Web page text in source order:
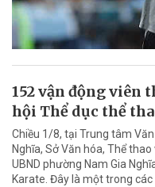
152 vận động viên
hội Thể dục thể
Chiều 1/8, tại Trung tâm
Nghĩa, Sở Văn hóa, Thể
UBND phường Nam Gia
Karate. Đây là một trong